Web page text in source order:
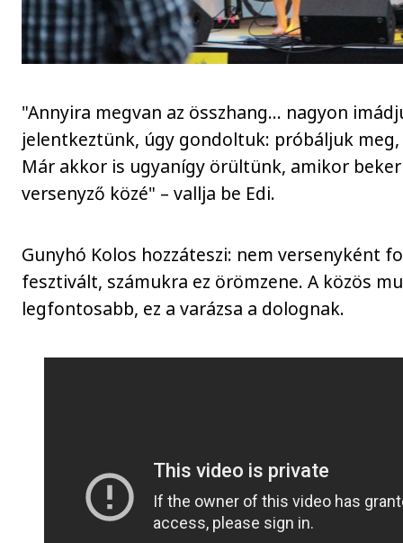
"Annyira megvan az összhang... nagyon
jelentkeztünk, úgy gondoltuk: próbáljuk
Már akkor is ugyanígy örültünk, amikor
versenyző közé" – vallja be Edi.
Gunyhó Kolos hozzáteszi: nem versenyként
fesztivált, számukra ez örömzene. A közös
legfontosabb, ez a varázsa a dolognak.